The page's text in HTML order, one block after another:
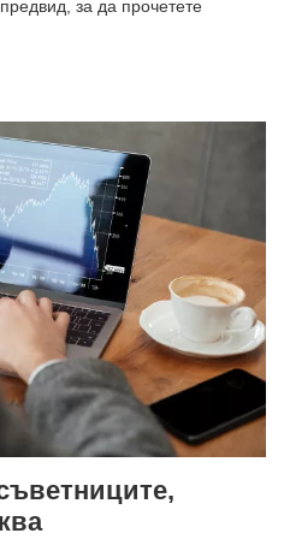
за да прочетете